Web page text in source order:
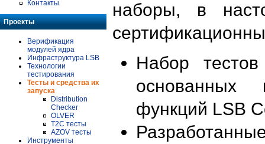
Контакты
Проекты
Верификация
модулей ядра
Инфраструктура LSB
Технологии
тестирования
Тесты и средства их
запуска
Distribution
Checker
OLVER
T2C тесты
AZOV тесты
Инструменты
наборы, в
Набор
основанных
функций LSB